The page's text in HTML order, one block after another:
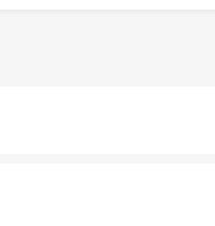
ーズは地元の風情を楽しめる外